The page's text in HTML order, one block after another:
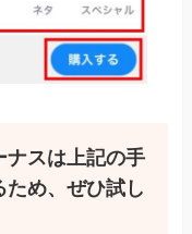
ナスは上記の手
ため、ぜひ試し